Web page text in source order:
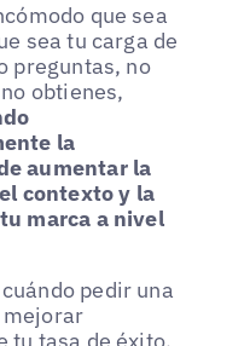
que sea
sea tu carga de
preguntas, no
obtienes,
la
aumentar la
contexto y la
marca a nivel
pedir una
mejorar